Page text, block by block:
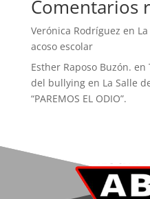
Comentarios
Verónica Rodríguez en
acoso escolar
Esther Raposo Buzón. en
del bullying en La Salle
“PAREMOS EL ODIO”.